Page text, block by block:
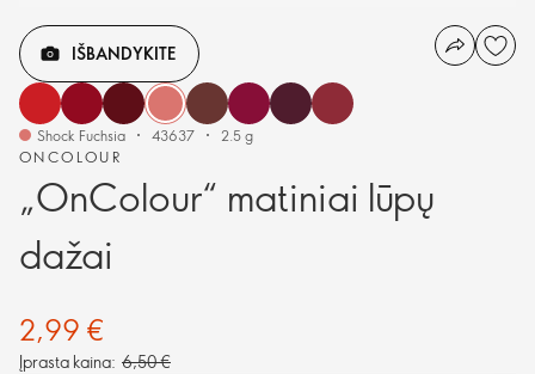
ONCOLOUR
„OnColour“ matiniai lūpų
dažai
IŠBANDYKITE
Shock Fuchsia 43637 2.5 g
2,99 €
Įprasta kaina: 6,50 €